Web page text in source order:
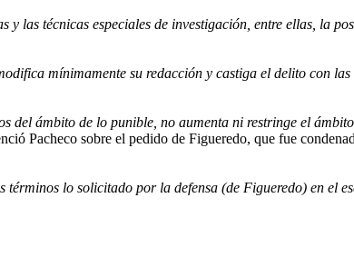
y las técnicas especiales de investigación, entre ellas, la
mínimamente su redacción y castiga el delito con
ámbito de lo punible, no aumenta ni restringe el
Pacheco sobre el pedido de Figueredo, que fue
términos lo solicitado por la defensa (de Figueredo) en el